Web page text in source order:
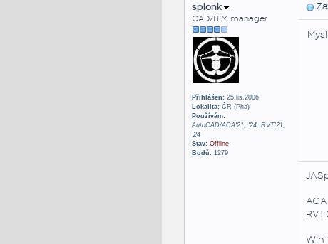
splonk
CAD/BIM manager
Přihlášen:25.lis.2006
Lokalita:ČR (Pha)
Používám:
AutoCAD/ACA'21, '24, RVT'21,
'24
Stav: Offline
Bodů:1279
RVT
Win